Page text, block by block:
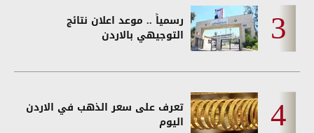
رسمياً .. موعد اعلان نتائج
التوجيهي بالاردن
تعرف على سعر الذهب في الاردن
اليوم